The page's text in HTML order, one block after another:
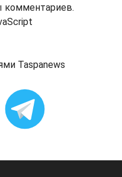
комментариев.
Taspanews